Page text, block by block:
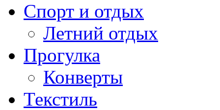
Спорт и отдых
Летний отдых
Прогулка
Конверты
Текстиль